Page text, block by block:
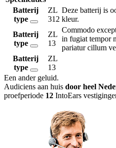
Batterij
type
ZL
312
Deze batterij is
kleur.
Batterij
type
ZL
13
Commodo
in fugiat tempor
pariatur cillum
Batterij
type
ZL
13
Een ander geluid.
Audiciens aan huis door heel
proefperiode 12 IntoEars